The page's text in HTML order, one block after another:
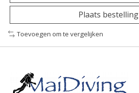
Plaats bestelling
Toevoegen om te vergelijken